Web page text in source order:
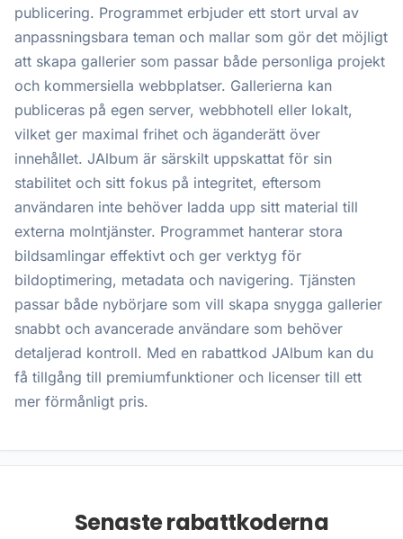
publicering. Programmet erbjuder ett stort urval av
anpassningsbara teman och mallar som gör det möjligt
att skapa gallerier som passar både personliga projekt
och kommersiella webbplatser. Gallerierna kan
publiceras på egen server, webbhotell eller lokalt,
vilket ger maximal frihet och äganderätt över
innehållet. JAlbum är särskilt uppskattat för sin
stabilitet och sitt fokus på integritet, eftersom
användaren inte behöver ladda upp sitt material till
externa molntjänster. Programmet hanterar stora
bildsamlingar effektivt och ger verktyg för
bildoptimering, metadata och navigering. Tjänsten
passar både nybörjare som vill skapa snygga gallerier
snabbt och avancerade användare som behöver
detaljerad kontroll. Med en rabattkod JAlbum kan du
få tillgång till premiumfunktioner och licenser till ett
mer förmånligt pris.
Senaste rabattkoderna